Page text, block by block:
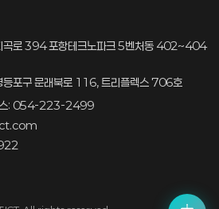
로 394 포항테크노파크 5벤처동 402~404
포구 문래북로 116, 트리플렉스 706호
: 054-223-2499